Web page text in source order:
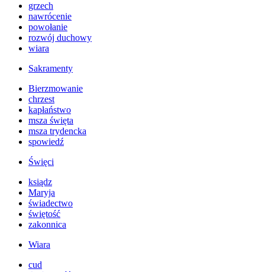
grzech
nawrócenie
powołanie
rozwój duchowy
wiara
Sakramenty
Bierzmowanie
chrzest
kapłaństwo
msza święta
msza trydencka
spowiedź
Święci
ksiądz
Maryja
świadectwo
świętość
zakonnica
Wiara
cud